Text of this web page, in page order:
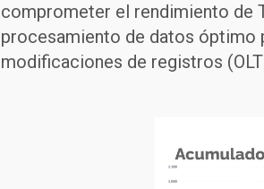
comprometer el rendimiento de
procesamiento de datos óptimo
modificaciones de registros